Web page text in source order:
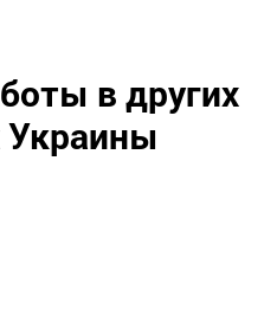
в других
Украины